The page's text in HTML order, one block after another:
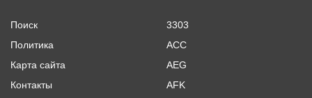
Поиск
Политика
Карта сайта
Контакты
3303
ACC
AEG
AFK